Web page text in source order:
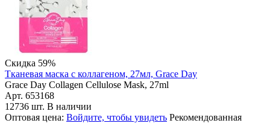
Скидка 59%
Тканевая маска с коллагеном, 27мл, Grace Day
Grace Day Collagen Cellulose Mask, 27ml
Арт. 653168
12736 шт. В наличии
Оптовая цена: Войдите, чтобы увидеть Рекомендованная